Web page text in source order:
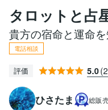
タロットと占
貴方の宿命と運命
電話相談
評価 5.0
ひさたま 総販